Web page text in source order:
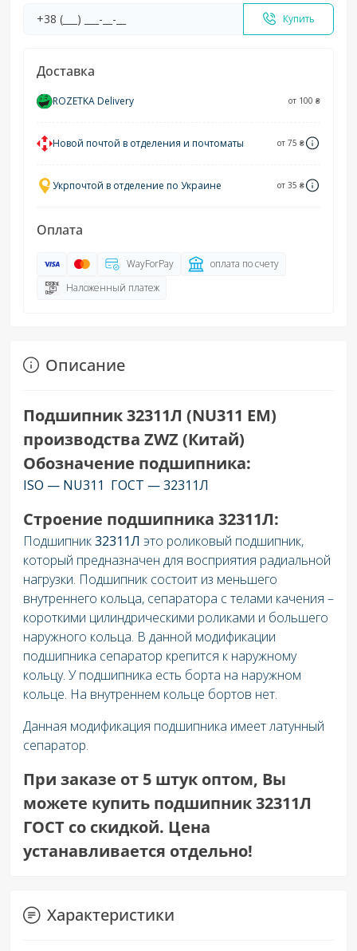
Купить
Доставка
ROZETKA Delivery от 100 ₴
Новой почтой в отделения и почтоматы от 75 ₴
Укрпочтой в отделение по Украине от 35 ₴
Оплата
WayForPay
оплата по счету
Наложенный платеж
Описание
Подшипник 32311Л (NU311 EM)
производства ZWZ (Китай)
Обозначение подшипника:
ISO — NU311 ГОСТ — 32311Л
Строение подшипника 32311Л:
Подшипник32311Л это роликовый подшипник,
который предназначен для восприятия радиальной
нагрузки. Подшипник состоит из меньшего
внутреннего кольца, сепаратора с телами качения –
короткими цилиндрическими роликами и большего
наружного кольца. В данной модификации
подшипника сепаратор крепится к наружному
кольцу. У подшипника есть борта на наружном
кольце. На внутреннем кольце бортов нет.
Данная модификация подшипника имеет латунный
сепаратор.
При заказе от 5 штук оптом, Вы
можете купить подшипник 32311Л
ГОСТ со скидкой. Цена
устанавливается отдельно!
Характеристики